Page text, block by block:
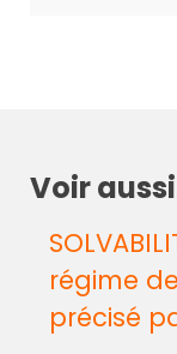
Voir
régime
précisé